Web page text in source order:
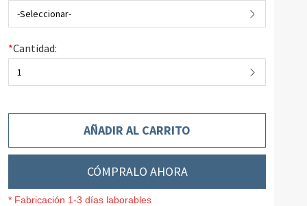
-Seleccionar-
*Cantidad:
1
AÑADIR AL CARRITO
CÓMPRALO AHORA
* Fabricación 1-3 días laborables